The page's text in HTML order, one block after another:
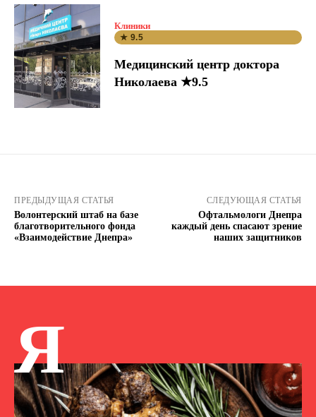
Клиники
★ 9.5
Медицинский центр доктора
Николаева ★9.5
ПРЕДЫДУЩАЯ СТАТЬЯ
Волонтерский штаб на базе
благотворительного фонда
«Взаимодействие Днепра»
СЛЕДУЮЩАЯ СТАТЬЯ
Офтальмологи Днепра
каждый день спасают зрение
наших защитников
Я